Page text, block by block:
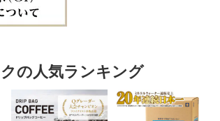
の人気ランキング